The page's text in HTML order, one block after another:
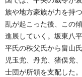
族や地方豪族が力を持
乱が起こった後、この
進展していく。坂東八
平氏の秩父氏から畠山
児玉党、丹党、猪俣党
士団が所領を支配した。